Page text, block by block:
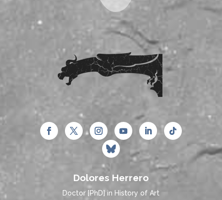
Dolores Herrero
Doctor [PhD] in History of Art